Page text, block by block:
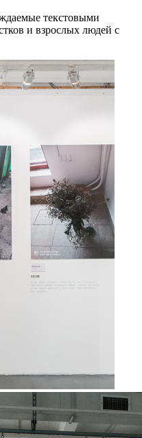
текстовыми
и взрослых людей с